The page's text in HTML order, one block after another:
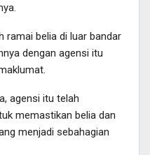
ramai belia di luar bandar
dengan agensi itu
agensi itu telah
memastikan belia dan
menjadi sebahagian